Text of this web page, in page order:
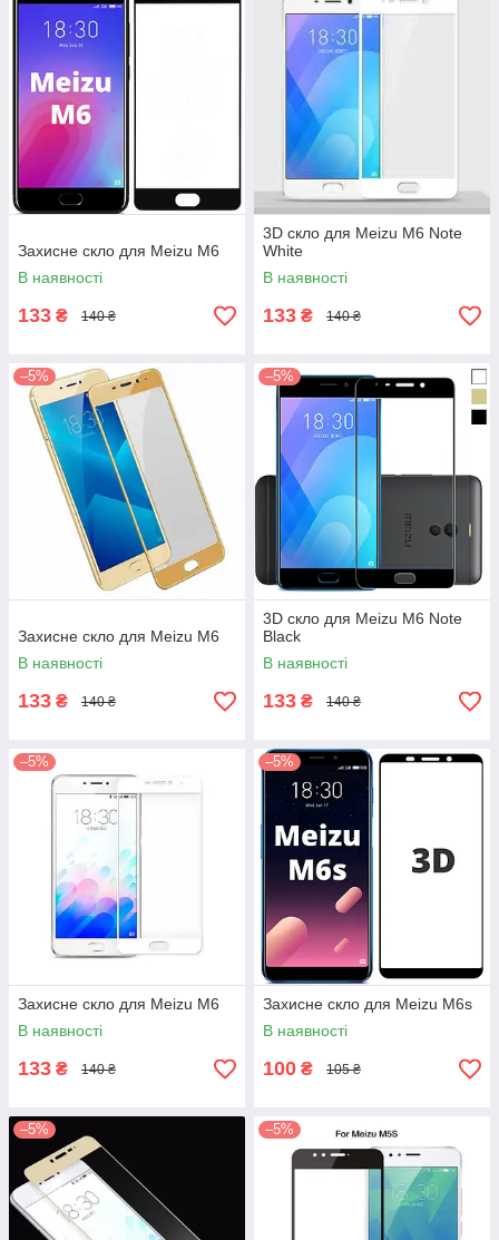
Захисне скло для Meizu M6
В наявності
133 ₴ 140 ₴
3D скло для Meizu M6 Note
White
В наявності
133 ₴ 140 ₴
–5%
Захисне скло для Meizu M6
В наявності
133 ₴ 140 ₴
–5%
3D скло для Meizu M6 Note
Black
В наявності
133 ₴ 140 ₴
–5%
Захисне скло для Meizu M6
В наявності
133 ₴ 140 ₴
–5%
Захисне скло для Meizu M6s
В наявності
100 ₴ 105 ₴
–5% –5%